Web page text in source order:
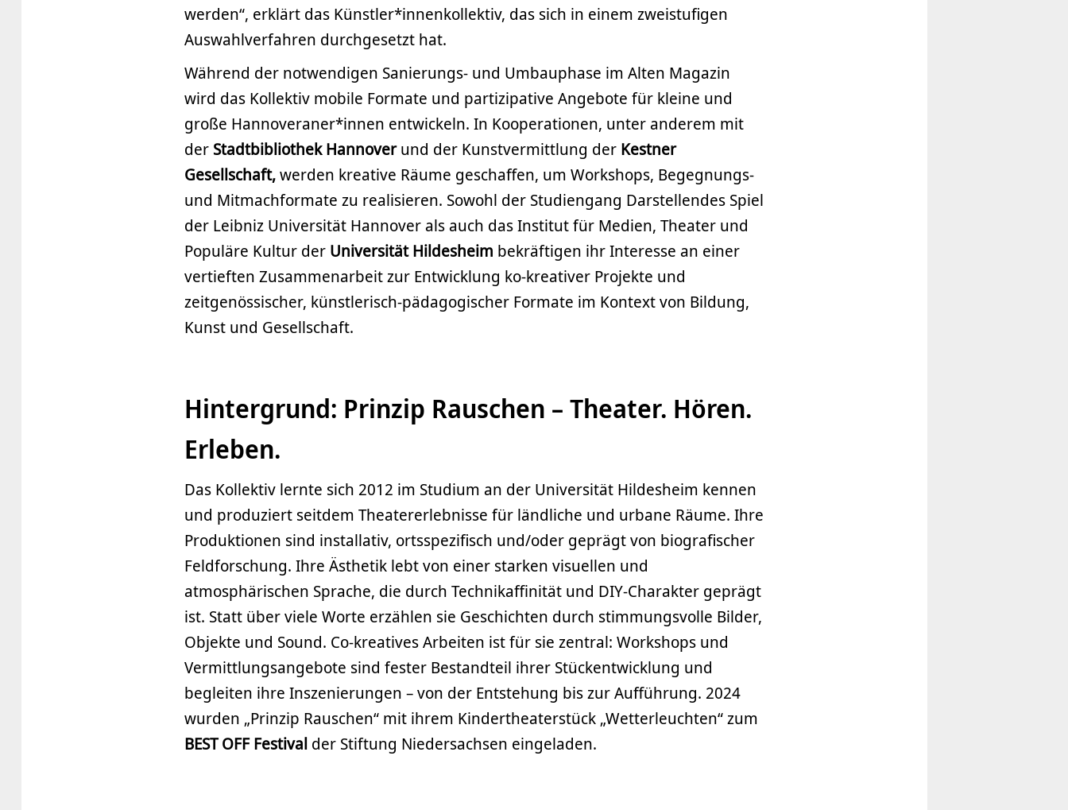
werden“, erklärt das Künstler*innenkollektiv, das sich in einem zweistufigen
Auswahlverfahren durchgesetzt hat.
Während der notwendigen Sanierungs- und Umbauphase im Alten Magazin
wird das Kollektiv mobile Formate und partizipative Angebote für kleine und
große Hannoveraner*innen entwickeln. In Kooperationen, unter anderem mit
der Stadtbibliothek Hannoverund der Kunstvermittlung der Kestner
Gesellschaft,werden kreative Räume geschaffen, um Workshops, Begegnungs-
und Mitmachformate zu realisieren. Sowohl der Studiengang Darstellendes Spiel
der Leibniz Universität Hannover als auch das Institut für Medien, Theater und
Populäre Kultur der Universität Hildesheim bekräftigen ihr Interesse an einer
vertieften Zusammenarbeit zur Entwicklung ko-kreativer Projekte und
zeitgenössischer, künstlerisch-pädagogischer Formate im Kontext von Bildung,
Kunst und Gesellschaft.
Hintergrund: Prinzip Rauschen – Theater. Hören.
Erleben.
Das Kollektiv lernte sich 2012 im Studium an der Universität Hildesheim kennen
und produziert seitdem Theatererlebnisse für ländliche und urbane Räume. Ihre
Produktionen sind installativ, ortsspezifisch und/oder geprägt von biografischer
Feldforschung. Ihre Ästhetik lebt von einer starken visuellen und
atmosphärischen Sprache, die durch Technikaffinität und DIY-Charakter geprägt
ist. Statt über viele Worte erzählen sie Geschichten durch stimmungsvolle Bilder,
Objekte und Sound. Co-kreatives Arbeiten ist für sie zentral: Workshops und
Vermittlungsangebote sind fester Bestandteil ihrer Stückentwicklung und
begleiten ihre Inszenierungen – von der Entstehung bis zur Aufführung. 2024
wurden „Prinzip Rauschen“ mit ihrem Kindertheaterstück „Wetterleuchten“ zum
BEST OFF Festival der Stiftung Niedersachsen eingeladen.